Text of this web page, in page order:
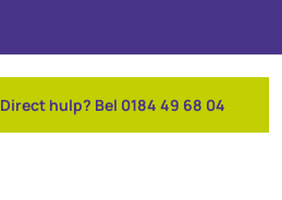
Direct hulp? Bel 0184 49 68 04